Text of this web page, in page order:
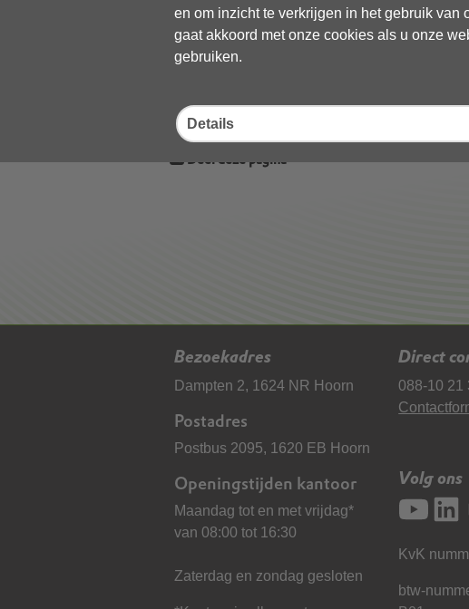
en om inzicht te verkrijgen in het gebruik van
gaat akkoord met onze cookies als u onze
gebruiken.
Details
Gebruik de onderstaande link om het
Download ‘beoordeling ao padelbanen
02 juni 2026,pdf, 511kB
Deel deze pagina
Bezoekadres
Dampten 2, 1624 NR Hoorn
Postadres
Postbus 2095, 1620 EB Hoorn
Openingstijden kantoor
Maandag tot en met vrijdag*
van 08:00 tot 16:30
Zaterdag en zondag gesloten
Direct
088-10 21
Volg ons
KvK
btw-